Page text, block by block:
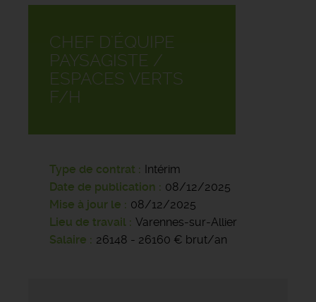
CHEF D'ÉQUIPE
PAYSAGISTE /
ESPACES VERTS
F/H
Type de contrat
Intérim
Date de publication
08/12/2025
Mise à jour le
08/12/2025
Lieu de travail
Varennes-sur-Allier
Salaire
26148 - 26160 € brut/an